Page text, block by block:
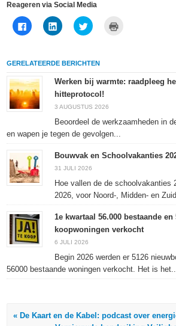
Reageren via Social Media
Klik
om
Facebook
(Wordt
een
nieuw
venster
geopend)
Klik
om
delen
(Wordt
een
nieuw
venster
geopend)
Klik
om
Twitter
(Wordt
een
nieuw
venster
geopend)
nieuw
GERELATEERDE BERICHTEN
Werken bij warmte: raadpleeg
hitteprotocol!
3 AUGUSTUS 2026
Beoordeel de werkzaamheden in
en wapen je tegen de gevolgen...
Bouwvak en Schoolvakanties
31 JULI 2026
Hoe vallen de de schoolvakanties
2026, voor Noord-, Midden- en
1e kwartaal 56.000 bestaande
koopwoningen verkocht
6 JULI 2026
Begin 2026 werden er 5126
56000 bestaande woningen verkocht. Het is
« De Kaart en de Kabel: podcast over